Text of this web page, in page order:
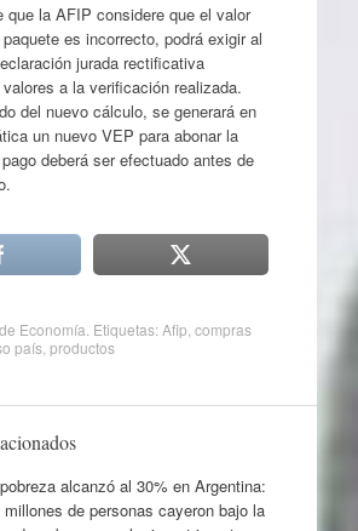
que la AFIP considere que el valor
es incorrecto, podrá exigir al
jurada rectificativa
a la verificación realizada.
del nuevo cálculo, se generará en
un nuevo VEP para abonar la
deberá ser efectuado antes de
de Economía . Etiquetas:Afip compras
país, productos
alcanzó al 30% en Argentina:
millones de personas cayeron bajo la